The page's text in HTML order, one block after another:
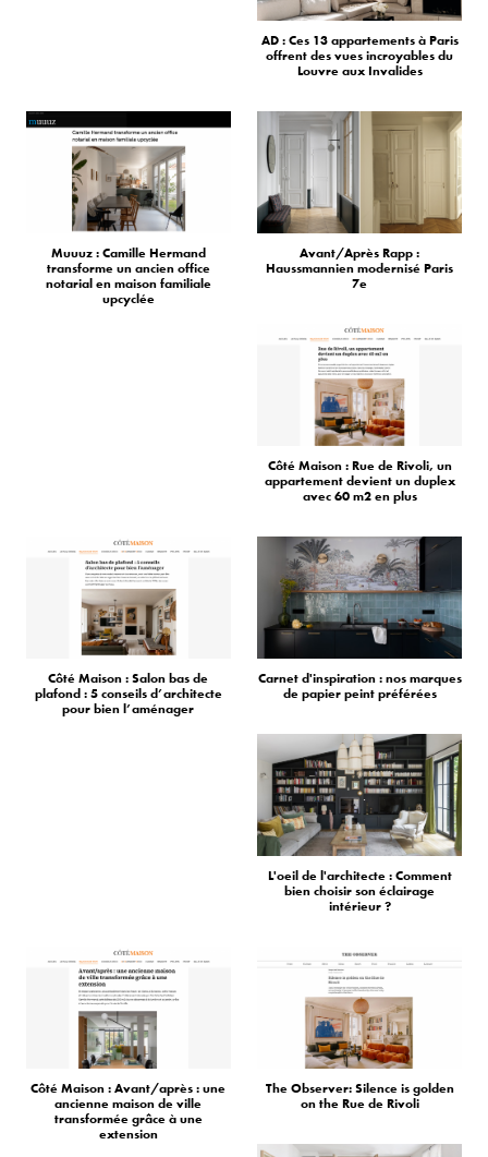
AD : Ces 13 appartements à Paris
offrent des vues incroyables du
Louvre aux Invalides
Muuuz : Camille Hermand
transforme un ancien office
notarial en maison familiale
upcyclée
Avant/Après Rapp :
Haussmannien modernisé Paris
7e
Côté Maison : Rue de Rivoli, un
appartement devient un duplex
avec 60 m2 en plus
Côté Maison : Salon bas de
plafond : 5 conseils d’architecte
pour bien l’aménager
Carnet d'inspiration : nos marques
de papier peint préférées
L'oeil de l'architecte : Comment
bien choisir son éclairage
intérieur ?
Côté Maison : Avant/après : une
ancienne maison de ville
transformée grâce à une
extension
The Observer: Silence is golden
on the Rue de Rivoli